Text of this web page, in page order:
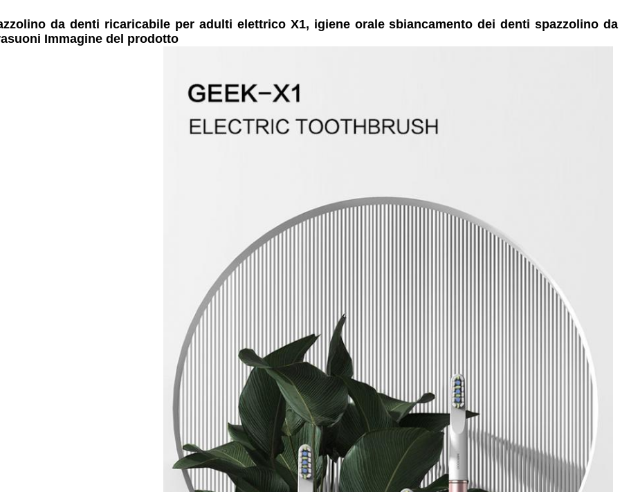
da denti ricaricabile per adulti elettrico X1, igiene orale sbiancamento dei denti spazzolino
Immagine del prodotto